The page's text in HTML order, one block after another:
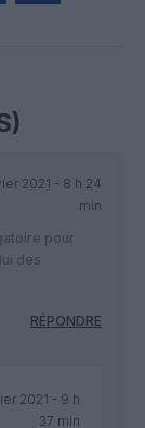
2021 - 8 h 24
min
pour
des
RÉPONDRE
2021 - 9 h
37 min